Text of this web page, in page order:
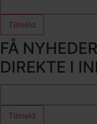
Tilmeld
FÅ NYHEDER
DIREKTE I
Tilmeld